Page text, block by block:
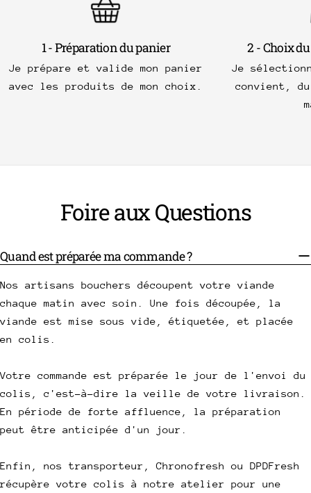
1 - Préparation du panier
Je prépare et valide mon panier
avec les produits de mon choix.
2 - Choix
Je
convient,
Foire aux Questions
Quand est préparée ma commande ?
Nos artisans bouchers découpent votre viande
chaque matin avec soin. Une fois découpée, la
viande est mise sous vide, étiquetée, et placée
en colis.
Votre commande est préparée le jour de l'envoi du
colis, c'est-à-dire la veille de votre livraison.
En période de forte affluence, la préparation
peut être anticipée d'un jour.
Enfin, nos transporteur, Chronofresh ou DPDFresh
récupère votre colis à notre atelier pour une